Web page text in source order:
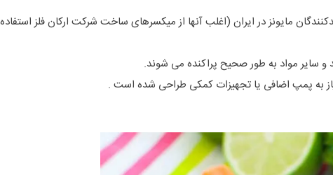
مایونز در ایران (اغلب آنها از میکسرهای ساخت شرکت ارکان فلز
و سایر مواد به طور صحیح پراکنده می شوند.
به پمپ اضافی یا تجهیزات کمکی طراحی شده است .